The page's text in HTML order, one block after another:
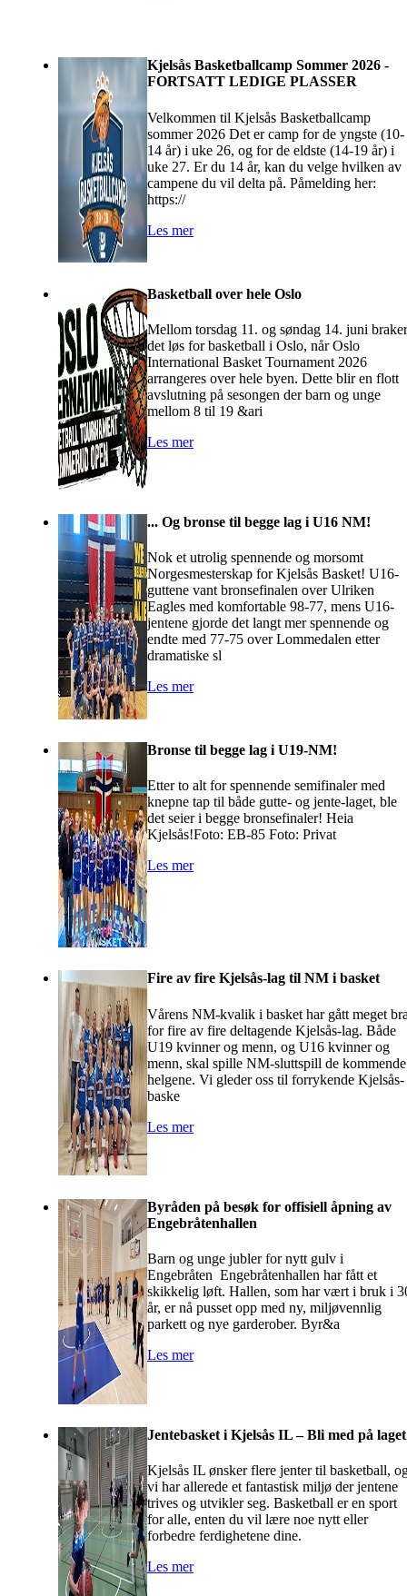
Kjelsås Basketballcamp Sommer 2026 -
FORTSATT LEDIGE PLASSER
Velkommen til Kjelsås Basketballcamp
sommer 2026 Det er camp for de yngste (10-
14 år) i uke 26, og for de eldste (14-19 år) i
uke 27. Er du 14 år, kan du velge hvilken av
campene du vil delta på. Påmelding her:
https://
Les mer
Basketball over hele Oslo
Mellom torsdag 11. og søndag 14. juni braker
det løs for basketball i Oslo, når Oslo
International Basket Tournament 2026
arrangeres over hele byen. Dette blir en flott
avslutning på sesongen der barn og unge
mellom 8 til 19 &ari
Les mer
... Og bronse til begge lag i U16 NM!
Nok et utrolig spennende og morsomt
Norgesmesterskap for Kjelsås Basket! U16-
guttene vant bronsefinalen over Ulriken
Eagles med komfortable 98-77, mens U16-
jentene gjorde det langt mer spennende og
endte med 77-75 over Lommedalen etter
dramatiske sl
Les mer
Bronse til begge lag i U19-NM!
Etter to alt for spennende semifinaler med
knepne tap til både gutte- og jente-laget, ble
det seier i begge bronsefinaler! Heia
Kjelsås!Foto: EB-85 Foto: Privat
Les mer
Fire av fire Kjelsås-lag til NM i basket
Vårens NM-kvalik i basket har gått meget
for fire av fire deltagende Kjelsås-lag. Både
U19 kvinner og menn, og U16 kvinner og
menn, skal spille NM-sluttspill de kommende
helgene. Vi gleder oss til forrykende Kjelsås-
baske
Les mer
Byråden på besøk for offisiell åpning av
Engebråtenhallen
Barn og unge jubler for nytt gulv i
Engebråten Engebråtenhallen har fått et
skikkelig løft. Hallen, som har vært i bruk i
år, er nå pusset opp med ny, miljøvennlig
parkett og nye garderober. Byr&a
Les mer
Jentebasket i Kjelsås IL – Bli med på
Kjelsås IL ønsker flere jenter til basketball,
vi har allerede et fantastisk miljø der jentene
trives og utvikler seg. Basketball er en sport
for alle, enten du vil lære noe nytt eller
forbedre ferdighetene dine.
Les mer